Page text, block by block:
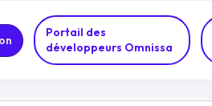
Portail des
développeurs Omnissa